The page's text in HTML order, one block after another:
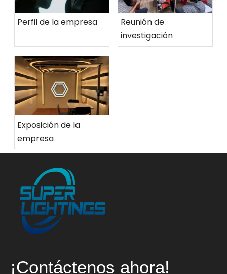
Perfil de la empresa
Reunión de
investigación
Exposición de la
empresa
¡Contáctenos ahora!